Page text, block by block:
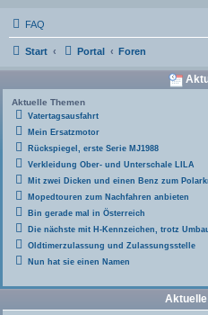
FAQ
Start Portal Foren
Aktuelle Themen
Vatertagsausfahrt
Mein Ersatzmotor
Rückspiegel, erste Serie MJ1988
Verkleidung Ober- und Unterschale LILA
Mit zwei Dicken und einen Benz zum
Mopedtouren zum Nachfahren anbieten
Bin gerade mal in Österreich
Die nächste mit H-Kennzeichen, trotz
Oldtimerzulassung und Zulassungsstelle
Nun hat sie einen Namen